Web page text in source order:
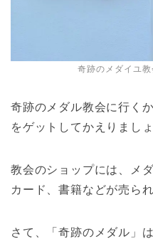
奇跡のメダイユ
奇跡のメダル教会に行く
をゲットしてかえりましょ
教会のショップには、メ
カード、書籍などが売ら
さて、「奇跡のメダル」